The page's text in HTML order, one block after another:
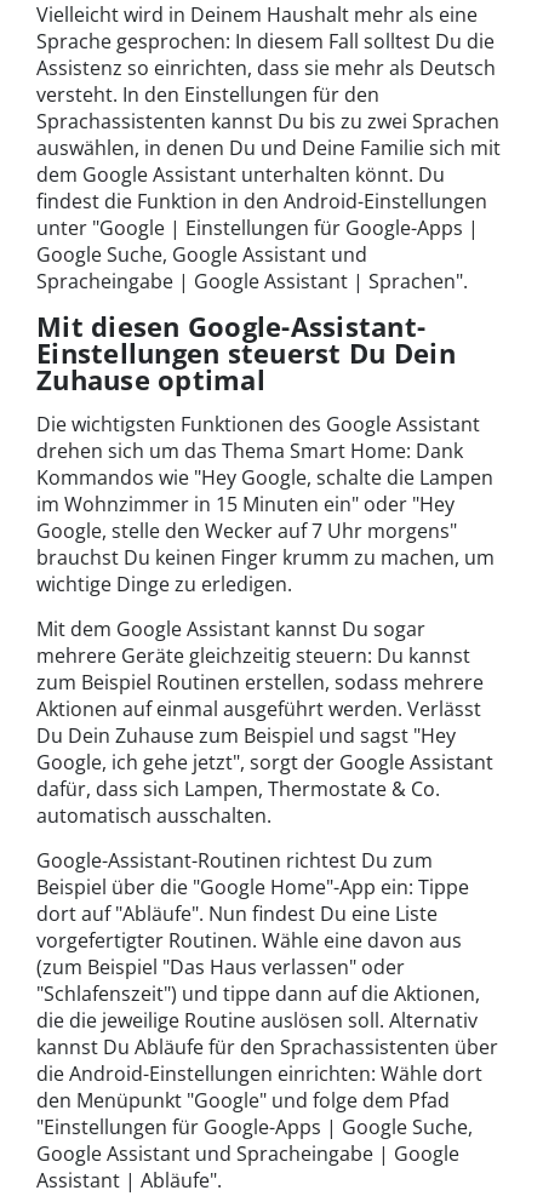
Vielleicht wird in Deinem Haushalt mehr als eine
Sprache gesprochen: In diesem Fall solltest Du die
Assistenz so einrichten, dass sie mehr als Deutsch
versteht. In den Einstellungen für den
Sprachassistenten kannst Du bis zu zwei Sprachen
auswählen, in denen Du und Deine Familie sich mit
dem Google Assistant unterhalten könnt. Du
findest die Funktion in den Android-Einstellungen
unter "Google | Einstellungen für Google-Apps |
Google Suche, Google Assistant und
Spracheingabe | Google Assistant | Sprachen".
Mit diesen Google-Assistant-
Einstellungen steuerst Du Dein
Zuhause optimal
Die wichtigsten Funktionen des Google Assistant
drehen sich um das Thema Smart Home: Dank
Kommandos wie "Hey Google, schalte die Lampen
im Wohnzimmer in 15 Minuten ein" oder "Hey
Google, stelle den Wecker auf 7 Uhr morgens"
brauchst Du keinen Finger krumm zu machen, um
wichtige Dinge zu erledigen.
Mit dem Google Assistant kannst Du sogar
mehrere Geräte gleichzeitig steuern: Du kannst
zum Beispiel Routinen erstellen, sodass mehrere
Aktionen auf einmal ausgeführt werden. Verlässt
Du Dein Zuhause zum Beispiel und sagst "Hey
Google, ich gehe jetzt", sorgt der Google Assistant
dafür, dass sich Lampen, Thermostate & Co.
automatisch ausschalten.
Google-Assistant-Routinen richtest Du zum
Beispiel über die "Google Home"-App ein: Tippe
dort auf "Abläufe". Nun findest Du eine Liste
vorgefertigter Routinen. Wähle eine davon aus
(zum Beispiel "Das Haus verlassen" oder
"Schlafenszeit") und tippe dann auf die Aktionen,
die die jeweilige Routine auslösen soll. Alternativ
kannst Du Abläufe für den Sprachassistenten über
die Android-Einstellungen einrichten: Wähle dort
den Menüpunkt "Google" und folge dem Pfad
"Einstellungen für Google-Apps | Google Suche,
Google Assistant und Spracheingabe | Google
Assistant | Abläufe".